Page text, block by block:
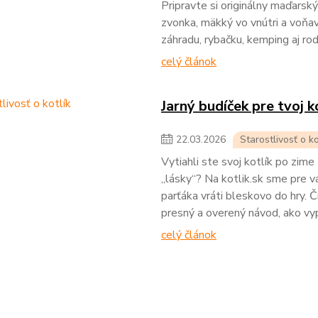
Pripravte si originálny
zvonka, mäkký vo vnútri a
záhradu, rybačku, kemping aj
celý článok
Jarný budíček pre tvoj
22.03.2026 Starostlivosť o
Vytiahli ste svoj kotlík po zime
„lásky“? Na kotlik.sk sme pre
parťáka vráti bleskovo do hry.
presný a overený návod, ako
celý článok